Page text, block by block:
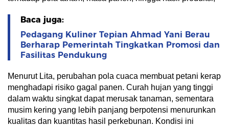
Baca juga:
Pedagang Kuliner Tepian Ahmad Yani Berau
Berharap Pemerintah Tingkatkan Promosi dan
Fasilitas Pendukung
Menurut Lita, perubahan pola cuaca membuat petani kerap
menghadapi risiko gagal panen. Curah hujan yang tinggi
dalam waktu singkat dapat merusak tanaman, sementara
musim kering yang lebih panjang berpotensi menurunkan
kualitas dan kuantitas hasil perkebunan. Kondisi ini